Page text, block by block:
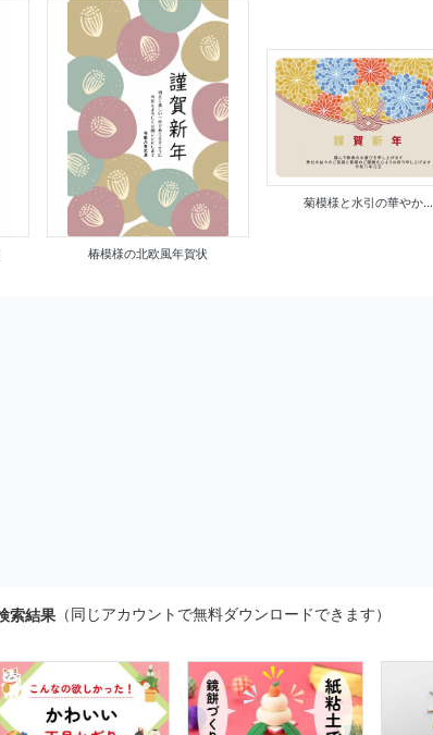
椿模様の北欧風年賀状
菊模様と水引の華やか...
索結果 （同じアカウントで無料ダウンロードできます）